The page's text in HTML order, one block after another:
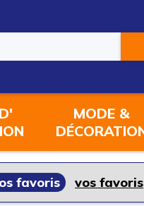
MODE &
favoris vos favoris